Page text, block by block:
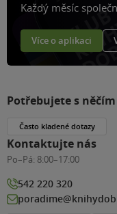
Každý měsíc
Více o aplikaci
Potřebujete s
Často kladené dotazy
Kontaktujte nás
Po–Pá: 8:00–17:00
542 220 320